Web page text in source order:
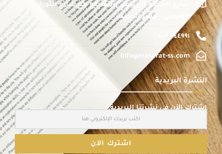
شارع الماظة الرئيسى بالتقاطع مع شارع الثورة
الرئيسى - مصر الجديدة
٠١٠٠٣٧٤٤٩٩١
info@masarat-ss.com
النشرة البريدية
اشترك الآن في نشرتنا البريدية: